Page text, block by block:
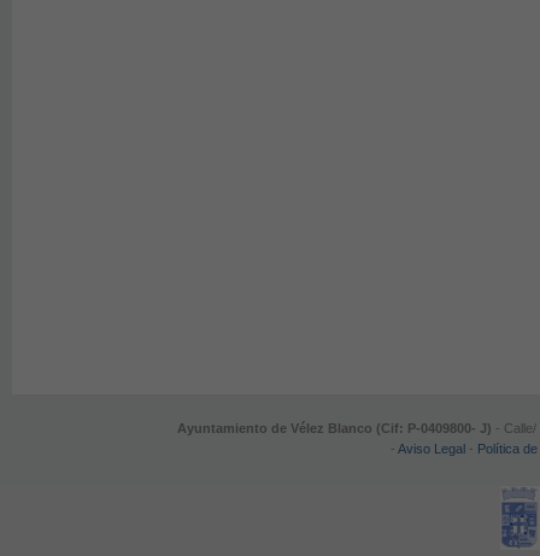
Ayuntamiento de Vélez Blanco (Cif: P-0409800- J) -
- Aviso Legal - Política